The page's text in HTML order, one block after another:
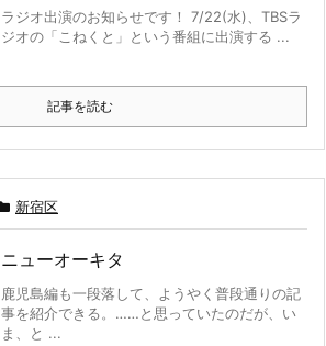
ラジオ出演のお知らせです！ 7/22(水)、TBSラ
ジオの「こねくと」という番組に出演する ...
記事を読む
新宿区
ニューオーキタ
鹿児島編も一段落して、ようやく普段通りの記
事を紹介できる。……と思っていたのだが、い
ま、と ...